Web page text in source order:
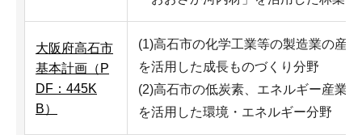
大阪府高石市
基本計画（P
DF：445K
B）
(1)高石市の化学工業等の製造業の産
を活用した成長ものづくり分野
(2)高石市の低炭素、エネルギー産業
を活用した環境・エネルギー分野